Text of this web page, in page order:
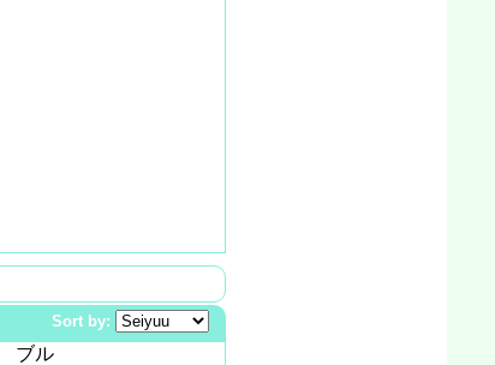
Sort by:
ブル